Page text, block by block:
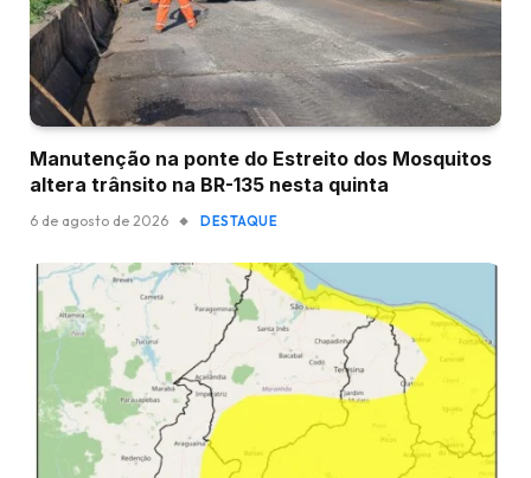
Manutenção na ponte do Estreito dos Mosquitos
altera trânsito na BR-135 nesta quinta
6 de agosto de 2026 DESTAQUE